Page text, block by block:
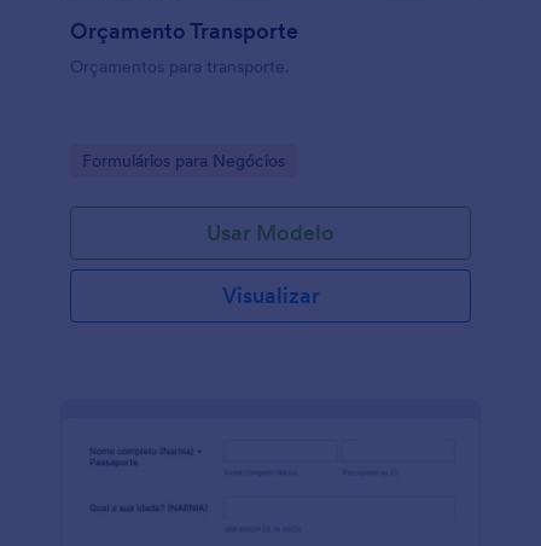
Orçamento Transporte
Orçamentos para transporte.
Go to Category:
Formulários para Negócios
Usar Modelo
Visualizar